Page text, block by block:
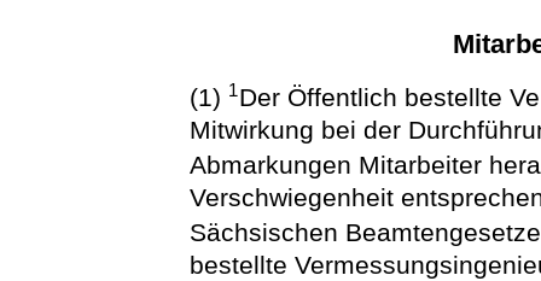
(1) 1Der Öffentlich bestellte
Mitwirkung bei der
Abmarkungen Mitarbeiter
Verschwiegenheit
Sächsischen
bestellte